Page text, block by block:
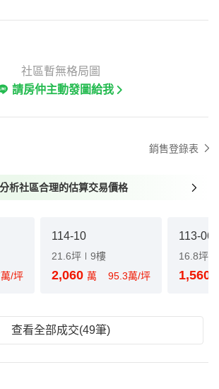
社區暫無格局圖
請房仲主動發圖給我
銷售登錄表
析社區合理的估算交易價格
/坪
114-10
21.6坪 9樓
2,060 萬 95.3萬/坪
113-06
16.8坪
1,560
查看全部成交(49筆)